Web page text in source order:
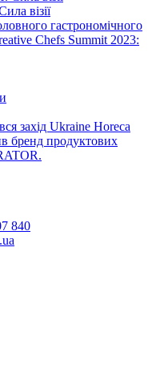
візії
гастрономічного
Chefs Summit 2023:
захід Ukraine Horeca
бренд продуктових
840